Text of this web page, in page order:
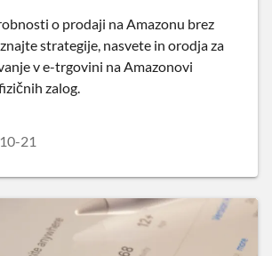
o prodaji na Amazonu brez
strategije, nasvete in orodja za
v e-trgovini na Amazonovi
zalog.
21